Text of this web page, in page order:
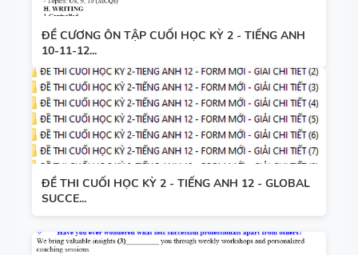
ĐỀ CƯƠNG ÔN TẬP CUỐI HỌC KỲ 2 - TIẾNG ANH
10-11-12...
ĐỀ THI CUỐI HỌC KỲ 2 - TIẾNG ANH 12 - GLOBAL
SUCCE...